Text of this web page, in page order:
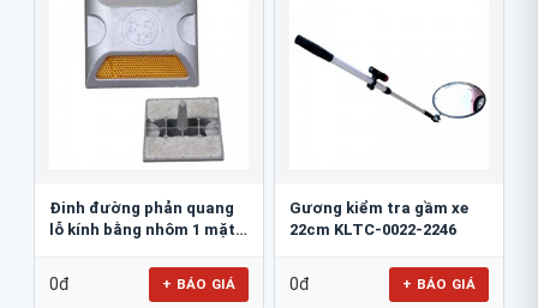
Đinh đường phản quang
lỗ kính bằng nhôm 1 mặt
0đ + BÁO GIÁ
Gương kiểm tra gầm xe
22cm KLTC-0022-2246
0đ + BÁO GIÁ